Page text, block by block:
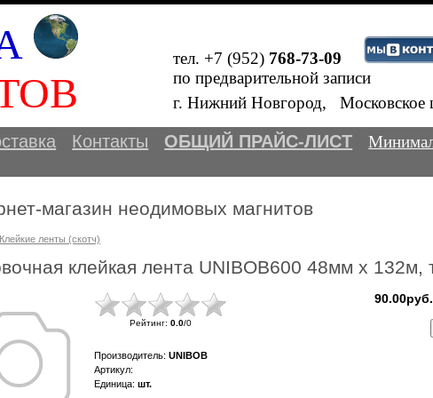
тел. +7 (952) 768-73-09
по предварительной записи
г. Нижний Новгород,
Контакты ОБЩИЙ ПРАЙС-ЛИСТ
магазин неодимовых магнитов
Клейкие ленты (скотч)
клейкая лента UNIBOB600 48мм х 132м,
Рейтинг:0.0/0
90.00руб.
Производитель: UNIBOB
Артикул:
Единица: шт.